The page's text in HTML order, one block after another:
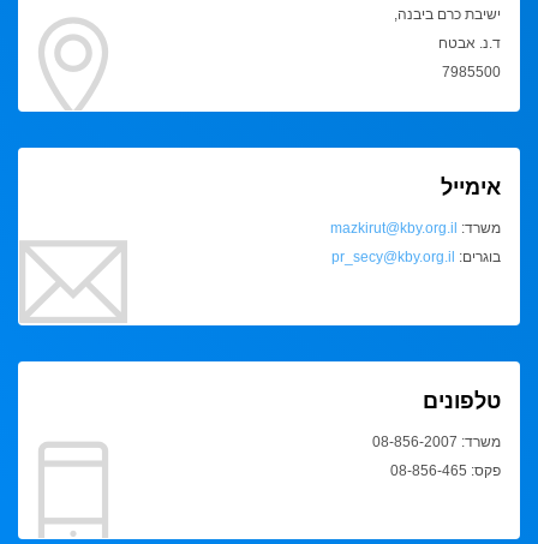
ישיבת כרם ביבנה,
ד.נ. אבטח
7985500
אימייל
משרד: mazkirut@kby.org.il
בוגרים: pr_secy@kby.org.il
טלפונים
משרד: 08-856-2007
פקס: 08-856-465